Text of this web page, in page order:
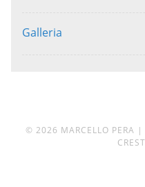
Galleria
© 2026 MARCELLO PERA |